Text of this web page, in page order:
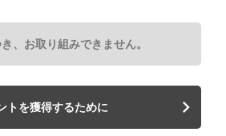
、お取り組みできません。
トを獲得するために